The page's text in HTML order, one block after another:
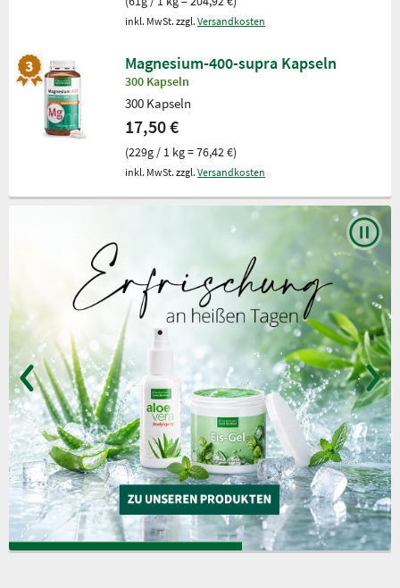
inkl. MwSt. zzgl. Versandkosten
Magnesium-400-supra Kapseln
300 Kapseln
300 Kapseln
17,50 €
(229g / 1 kg = 76,42 €)
inkl. MwSt. zzgl. Versandkosten